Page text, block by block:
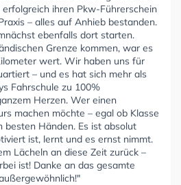
ihren Pkw-Führerschein
– alles auf Anhieb bestanden.
ebenfalls dort starten.
Grenze kommen, war es
wert. Wir haben uns für
– und es hat sich mehr als
Fahrschule zu 100%
Herzen. Wer einen
machen möchte – egal ob Klasse
besten Händen. Es ist absolut
ist, lernt und es ernst nimmt.
Lächeln an diese Zeit zurück –
ist! Danke an das gesamte